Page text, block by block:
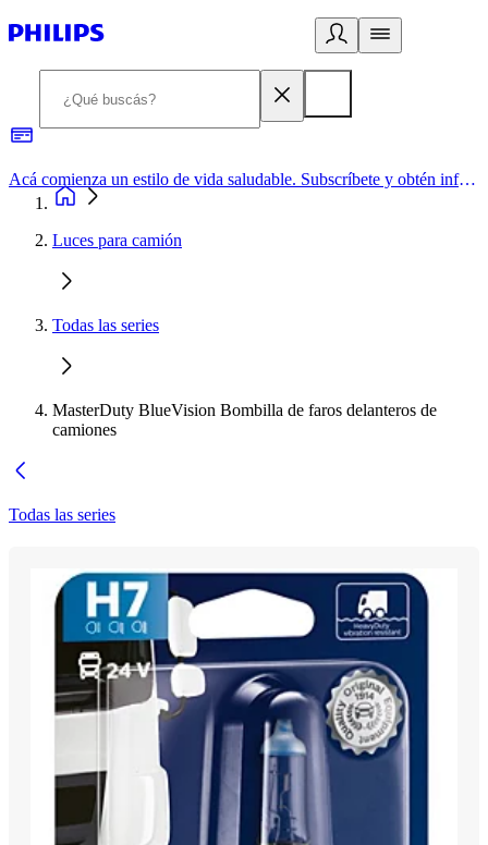
Acá comienza un estilo de vida saludable. Subscríbete y obtén información de primera mano
Luces para camión
Todas las series
MasterDuty BlueVision Bombilla de faros delanteros de
camiones
Todas las series